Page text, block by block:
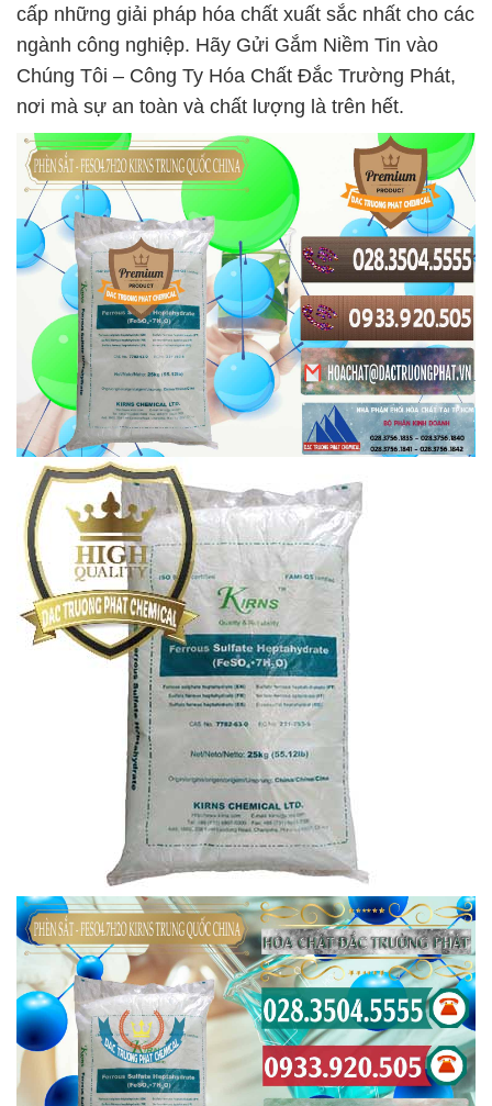
cấp những giải pháp hóa chất xuất sắc nhất cho các
ngành công nghiệp. Hãy Gửi Gắm Niềm Tin vào
Chúng Tôi – Công Ty Hóa Chất Đắc Trường Phát,
nơi mà sự an toàn và chất lượng là trên hết.